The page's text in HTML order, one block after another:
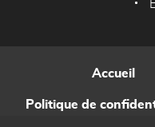
Accueil
Politique de